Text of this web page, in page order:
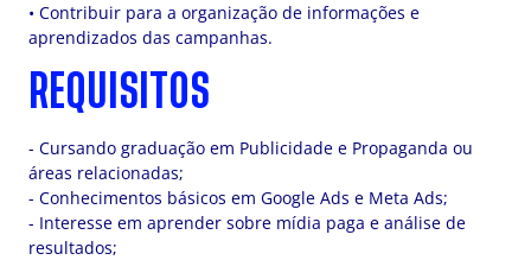
• Contribuir para a organização de informações e
aprendizados das campanhas.
REQUISITOS
- Cursando graduação em Publicidade e Propaganda ou
áreas relacionadas;
- Conhecimentos básicos em Google Ads e Meta Ads;
- Interesse em aprender sobre mídia paga e análise de
resultados;